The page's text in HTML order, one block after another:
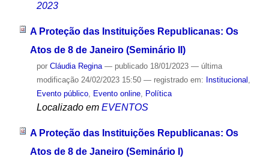
2023
A Proteção das Instituições Republicanas: Os
Atos de 8 de Janeiro (Seminário II)
por Cláudia Regina — publicado18/01/2023 — última
modificação24/02/2023 15:50 — registrado em: Institucional ,
Evento público, Evento online, Política
Localizado em EVENTOS
A Proteção das Instituições Republicanas: Os
Atos de 8 de Janeiro (Seminário I)